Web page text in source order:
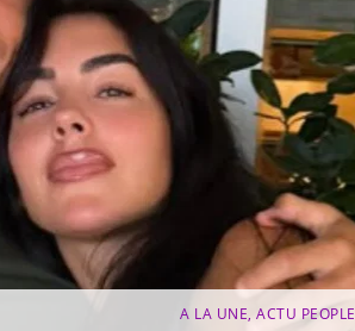
A LA UNE,ACTU PEOPLE